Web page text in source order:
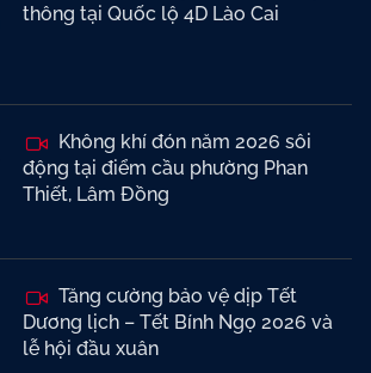
thông tại Quốc lộ 4D Lào Cai
Không khí đón năm 2026 sôi
động tại điểm cầu phường Phan
Thiết, Lâm Đồng
Tăng cường bảo vệ dịp Tết
Dương lịch – Tết Bính Ngọ 2026 và
lễ hội đầu xuân